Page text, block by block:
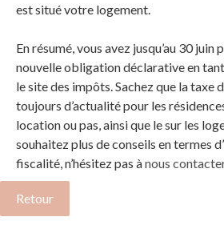
est situé votre logement.
En résumé, vous avez jusqu’au 30
nouvelle obligation déclarative en
le site des impôts. Sachez que la taxe
toujours d’actualité pour les
location ou pas, ainsi que le sur les
souhaitez plus de conseils en termes
fiscalité, n’hésitez pas ànous
Retour